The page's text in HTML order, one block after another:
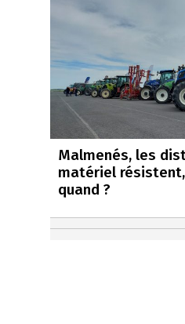
Malmenés, les
matériel résistent,
quand ?